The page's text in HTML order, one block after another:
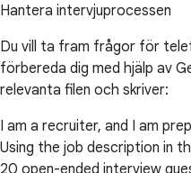
Hantera intervjuprocessen
Du vill ta fram frågor för
förbereda dig med hjälp av
relevanta filen och skriver:
I am a recruiter, and I am
Using the job description in